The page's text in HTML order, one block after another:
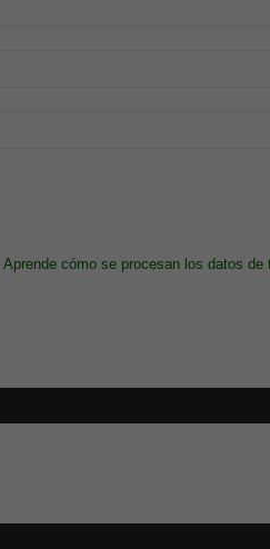
Aprende cómo se procesan los datos de